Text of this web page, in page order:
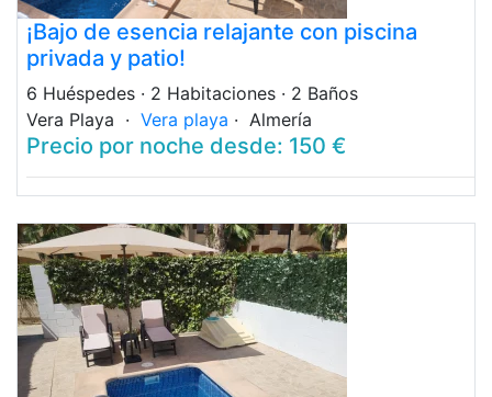
¡Bajo de esencia relajante con piscina
privada y patio!
6 Huéspedes · 2 Habitaciones · 2 Baños
Vera Playa · Vera playa · Almería
Precio por noche desde: 150 €